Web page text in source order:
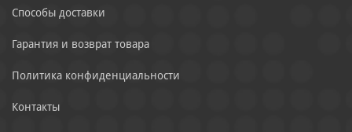
Способы доставки
Гарантия и возврат товара
Политика конфиденциальности
Контакты